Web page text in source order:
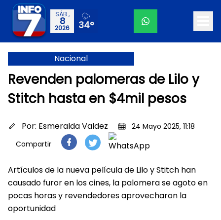
SÁB.,
8
2026 34°
Nacional
Revenden palomeras de Lilo y
Stitch hasta en $4mil pesos
Por: Esmeralda Valdez
24 Mayo 2025, 11:18
Compartir
Artículos de la nueva película de Lilo y Stitch han
causado furor en los cines, la palomera se agoto en
pocas horas y revendedores aprovecharon la
oportunidad